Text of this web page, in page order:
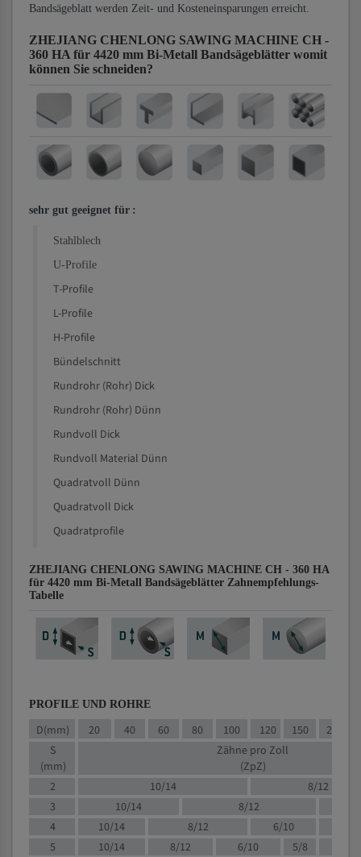
Bandsägeblatt werden Zeit- und Kosteneinsparungen erreicht.
ZHEJIANG CHENLONG SAWING MACHINE CH -
360 HA für 4420 mm Bi-Metall Bandsägeblätter womit
können Sie schneiden?
sehr gut geeignet für :
Stahlblech
U-Profile
T-Profile
L-Profile
H-Profile
Bündelschnitt
Rundrohr (Rohr) Dick
Rundrohr (Rohr) Dünn
Rundvoll Dick
Rundvoll Material Dünn
Quadratvoll Dünn
Quadratvoll Dick
Quadratprofile
ZHEJIANG CHENLONG SAWING MACHINE CH - 360 HA
für 4420 mm Bi-Metall Bandsägeblätter Zahnempfehlungs-
Tabelle
PROFILE UND ROHRE
D(mm) 20 40 60 80 100 120 150 200
S
(mm)
Zähne pro Zoll
(ZpZ)
2
10/14
8/12
3
10/14 8/12
4
10/14 8/12 6/10
5
10/14 8/12 6/10
5/8